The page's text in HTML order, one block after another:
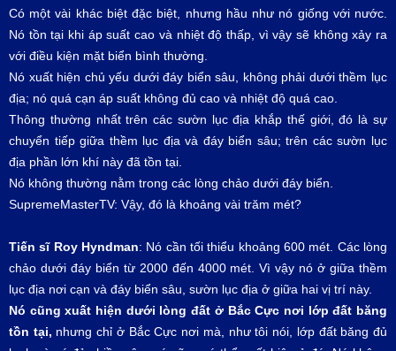
Có một vài khác biệt đặc biệt, nhưng hầu như nó giống với nước.
Nó tồn tại khi áp suất cao và nhiệt độ thấp, vì vậy sẽ không xảy ra
với điều kiện mặt biển bình thường.
Nó xuất hiện chủ yếu dưới đáy biển sâu, không phải dưới thềm lục
địa; nó quá cạn áp suất không đủ cao và nhiệt độ quá cao.
Thông thường nhất trên các sườn lục địa khắp thế giới, đó là sự
chuyển tiếp giữa thềm lục địa và đáy biển sâu; trên các sườn lục
địa phần lớn khí này đã tồn tại.
Nó không thường nằm trong các lòng chảo dưới đáy biển.
SupremeMasterTV: Vậy, đó là khoảng vài trăm mét?
Tiến sĩ Roy Hyndman: Nó cần tối thiểu khoảng 600 mét. Các lòng
chảo dưới đáy biển từ 2000 đến 4000 mét. Vì vậy nó ở giữa thềm
lục địa nơi cạn và đáy biển sâu, sườn lục địa ở giữa hai vị trí này.
Nó cũng xuất hiện dưới lòng đất ở Bắc Cực nơi lớp đất băng
tồn tại, nhưng chỉ ở Bắc Cực nơi mà, như tôi nói, lớp đất băng đủ